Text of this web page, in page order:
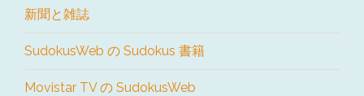
新聞と雑誌
SudokusWeb の Sudokus 書籍
Movistar TV の SudokusWeb